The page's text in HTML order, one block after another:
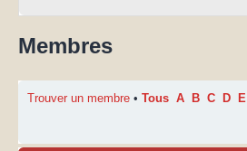
Membres
Trouver un membre • Tous A B C D E